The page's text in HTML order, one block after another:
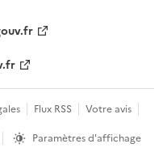
Flux RSS
Votre avis
Paramètres d'affichage